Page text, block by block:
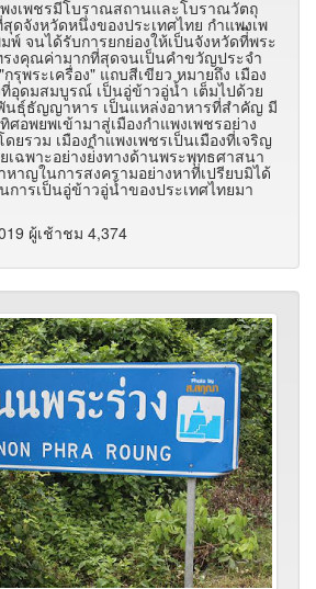
งเพชรมีโบราณสถานและโบราณวัตถุ
ดจังหวัดหนึ่งของประเทศไทย กำแพงเพ
พ์ จนได้รับการยกย่องให้เป็นจังหวัดที่ีพระ
รงคุณค่ามากที่สุดจนเป็นคำขวัญประจำ
รุพระเครื่อง" แถบสีเขียว หมายถึง เมือง
ที่อุดมสมบูรณ์ เป็นอู่ข้าวอู่น้ำ เต็มไปด้วย
นธุ์ธัญญาหาร เป็นแหล่งอาหารที่สำคัญ มี
อพยพเข้ามาสู่เมืองกำแพงเพชรอย่าง
ยรวม เมืองกำแพงเพชรเป็นเมืองที่เจริญ
เฉพาะอย่างย่ิงทางด้านพระพุทธศาสนา
าญในการสงครามอย่างหาที่เปรียบมิได้
ารเป็นอู่ข้าวอู่น้ำของประเทศไทยมา
ผู้เช้าชม 4,374